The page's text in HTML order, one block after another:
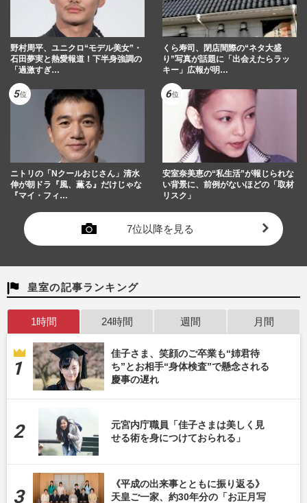
野村周平、ユニクロ“モデル美女”・
石田夢実と熱愛報道！下半身強調の
「過激すぎ…
くら寿司、閉店間際の“ネタ大盛
り”写真が話題に「出会えたらラッ
キー」広報が明…
ニトリの「Nクールおじさん」清水
伸が朝ドラ『風、薫る』だけじゃな
『マイ・フィ…
安室奈美恵の“私生活”が報じられな
い背景に、前例がないほどの「取材
リスク」
7位以降を見る
皇室の記事ランキング
1時間 24時間 週間 月間
佳子さま、笑顔のご卒業も“姉君待
ち”とお相手“身体検査”で懸念される
慶事の遅れ
元宮内庁職員「佳子さまは美しく見
せる術を身につけておられる」
《平成の出来事とともに振り返る》
天皇ご一家、約30年分の「お正月写